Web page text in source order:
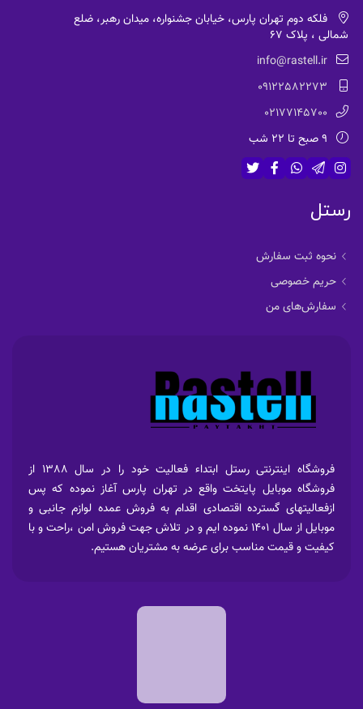
فلکه دوم تهران پارس، خیابان جشنواره، میدان رهبر، ضلع
شمالی ، پلاک 67
info@rastell.ir
09122582273
02177145700
9 صبح تا 22 شب
رستل
نحوه ثبت سفارش
حریم خصوصی
سفارش‌های من
فروشگاه اینترنتی رستل ابتداء فعالیت خود را در سال 1388 از
فروشگاه موبایل پایتخت واقع در تهران پارس آغاز نموده که پس
ازفعالیتهای گسترده اقتصادی اقدام به فروش عمده لوازم جانبی و
موبایل از سال 1401 نموده ایم و در تلاش جهت فروش امن ،راحت و با
کیفیت و قیمت مناسب برای عرضه به مشتریان هستیم.